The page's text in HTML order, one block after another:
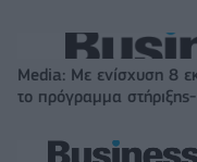
Media: Με ενίσχυση 8
το πρόγραμμα